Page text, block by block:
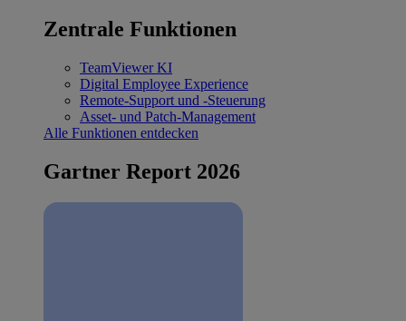
Zentrale Funktionen
TeamViewer KI
Digital Employee Experience
Remote-Support und -Steuerung
Asset- und Patch-Management
Alle Funktionen entdecken
Gartner Report 2026